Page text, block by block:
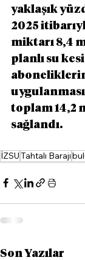
yaklaşık
2025
miktarı 8,4
planlı su
toplam 14,2
sağlandı.
İZSUTahtalı Barajı
Son Yazılar